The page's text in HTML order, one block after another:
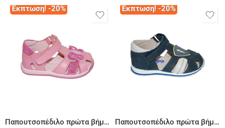
Έκπτωση! -20%
Παπουτσοπέδιλο πρώτα βήματα ψηλή φτέρνα δερμάτινο φούξια
Έκπτωση! -20%
Παπουτσοπέδιλο πρώτα βήματα ψηλή φτέρνα δερμάτινο μπλε